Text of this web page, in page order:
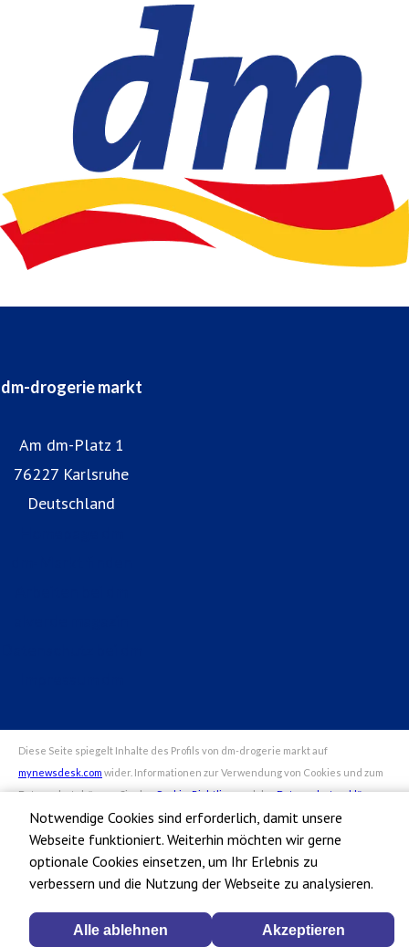
Notwendige Cookies sind erforderlich, damit unsere
Webseite funktioniert. Weiterhin möchten wir gerne
optionale Cookies einsetzen, um Ihr Erlebnis zu
verbessern und die Nutzung der Webseite zu analysieren.
Alle ablehnen Akzeptieren
dm-drogerie markt
Am dm-Platz 1
76227 Karlsruhe
Deutschland